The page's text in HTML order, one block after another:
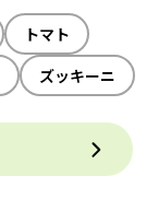
トマト
ズッキーニ